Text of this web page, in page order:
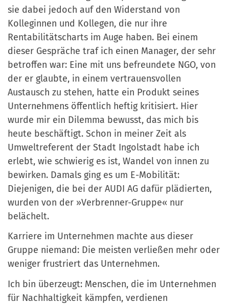
sie dabei jedoch auf den Widerstand von
Kolleginnen und Kollegen, die nur ihre
Rentabilitätscharts im Auge haben. Bei einem
dieser Gespräche traf ich einen Manager, der sehr
betroffen war: Eine mit uns befreundete NGO, von
der er glaubte, in einem vertrauensvollen
Austausch zu stehen, hatte ein Produkt seines
Unternehmens öffentlich heftig kritisiert. Hier
wurde mir ein Dilemma bewusst, das mich bis
heute beschäftigt. Schon in meiner Zeit als
Umweltreferent der Stadt Ingolstadt habe ich
erlebt, wie schwierig es ist, Wandel von innen zu
bewirken. Damals ging es um E-Mobilität:
Diejenigen, die bei der AUDI AG dafür plädierten,
wurden von der »Verbrenner-Gruppe« nur
belächelt.
Karriere im Unternehmen machte aus dieser
Gruppe niemand: Die meisten verließen mehr oder
weniger frustriert das Unternehmen.
Ich bin überzeugt: Menschen, die im Unternehmen
für Nachhaltigkeit kämpfen, verdienen